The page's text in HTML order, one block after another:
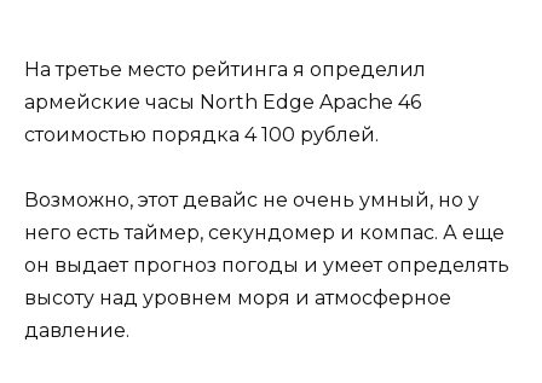
На третье место рейтинга я определил
армейские часы North Edge Apache 46
стоимостью порядка 4 100 рублей.
Возможно, этот девайс не очень умный, но у
него есть таймер, секундомер и компас. А еще
он выдает прогноз погоды и умеет определять
высоту над уровнем моря и атмосферное
давление.